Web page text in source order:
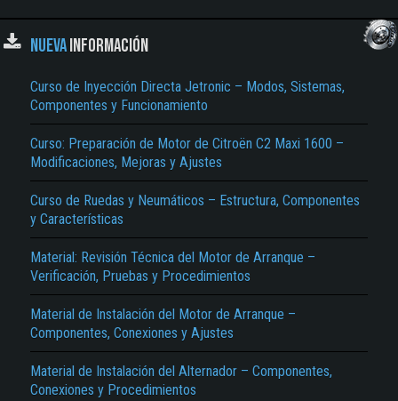
NUEVAINFORMACIÓN
Curso de Inyección Directa Jetronic – Modos, Sistemas,
Componentes y Funcionamiento
Curso: Preparación de Motor de Citroën C2 Maxi 1600 –
Modificaciones, Mejoras y Ajustes
Curso de Ruedas y Neumáticos – Estructura, Componentes
y Características
Material: Revisión Técnica del Motor de Arranque –
Verificación, Pruebas y Procedimientos
Material de Instalación del Motor de Arranque –
Componentes, Conexiones y Ajustes
Material de Instalación del Alternador – Componentes,
Conexiones y Procedimientos